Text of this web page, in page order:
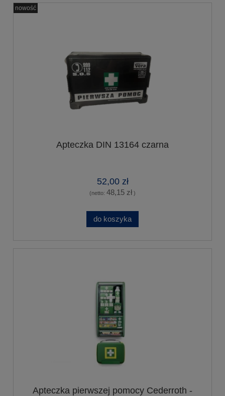
Apteczka DIN 13164 czarna
52,00 zł
(netto: 48,15 zł )
do koszyka
nowość
Apteczka pierwszej pomocy Cederroth -